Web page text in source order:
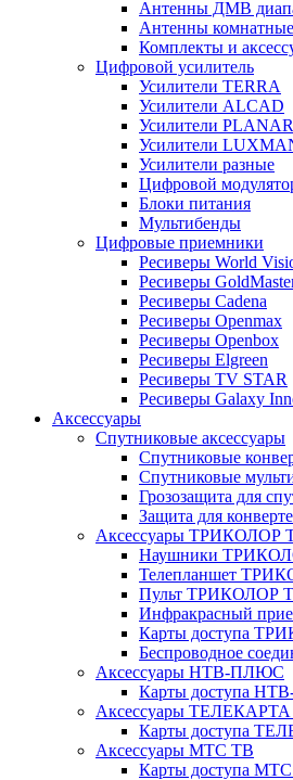
Антенны ДМВ
Антенны комнатные
Комплекты и
Цифровой усилитель
Усилители TERRA
Усилители ALCAD
Усилители PLANAR
Усилители
Усилители разные
Цифровой
Блоки питания
Мультибенды
Цифровые приемники
Ресиверы World
Ресиверы
Ресиверы Cadena
Ресиверы Openmax
Ресиверы Openbox
Ресиверы Elgreen
Ресиверы TV STAR
Ресиверы Galaxy
Аксессуары
Спутниковые аксессуары
Спутниковые
Спутниковые
Грозозащита для
Защита для
Аксессуары ТРИКОЛОР
Наушники
Телепланшет
Пульт ТРИКОЛОР
Инфракрасный
Карты доступа
Беспроводное
Аксессуары НТВ-ПЛЮС
Карты доступа
Аксессуары
Карты доступа
Аксессуары МТС ТВ
Карты доступа